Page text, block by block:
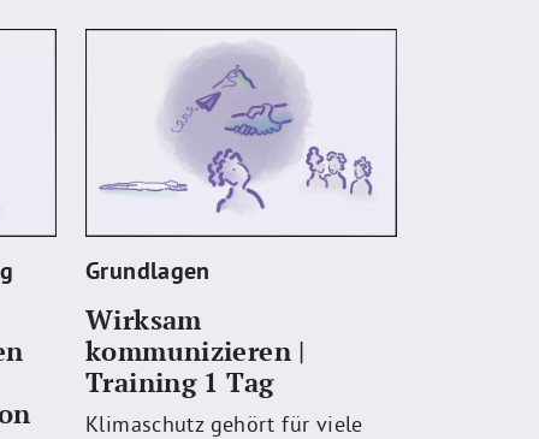
Grundlagen
Wirksam
kommunizieren |
Training 1 Tag
Klimaschutz gehört für viele